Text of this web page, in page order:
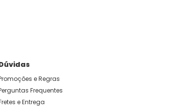
e Regras
Frequentes
e Entrega